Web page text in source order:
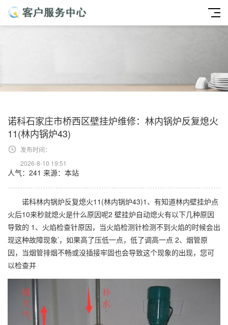
诺科石家庄市桥西区壁挂炉维修：林内锅炉反复熄火
11(林内锅炉43)
发布时间：
2026-8-10 19:51
人气：241 来源：本站
诺科林内锅炉反复熄火11(林内锅炉43)1、有知道林内壁挂炉点
火后10来秒就熄火是什么原因呢2 壁挂炉自动熄火有以下几种原因
导致的 1、火焰检查针原因，当火焰检测针检测不到火焰的时候会出
现这种故障现象’，如果高了压低一点，低了调高一点 2、烟管原
因，当烟管排烟不畅或没插接牢固也会导致这个现象的出现，您可
以检查并